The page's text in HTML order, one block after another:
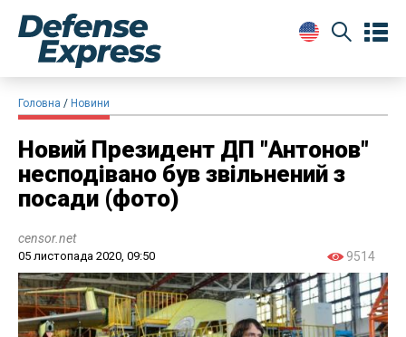
Головна Новини
Новий Президент ДП "Антонов"
несподівано був звільнений з
посади (фото)
censor.net
05 листопада 2020, 09:50 9514